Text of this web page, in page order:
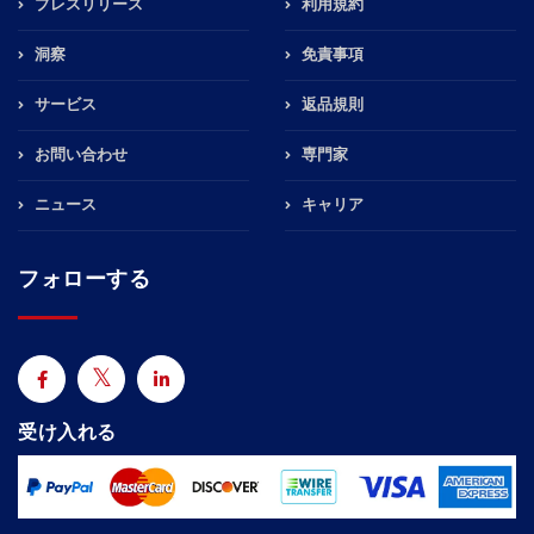
プレスリリース
洞察
サービス
お問い合わせ
ニュース
利用規約
免責事項
返品規則
専門家
キャリア
フォローする
受け入れる